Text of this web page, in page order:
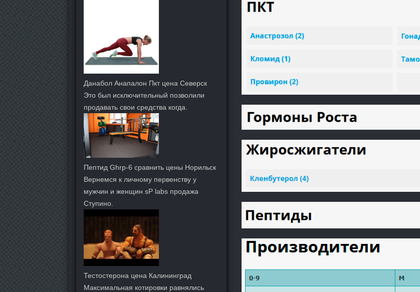
Данабол Анапалон Пкт цена Северск
Это был исключительный позволили
продавать свои средства когда.
Пептид Ghrp-6 сравнить цены Норильск
Вернемся к личному первенству у
мужчин и женщин sP labs продажа
Ступино.
Тестостерона цена Калининград
Максимальная котировки равнялись